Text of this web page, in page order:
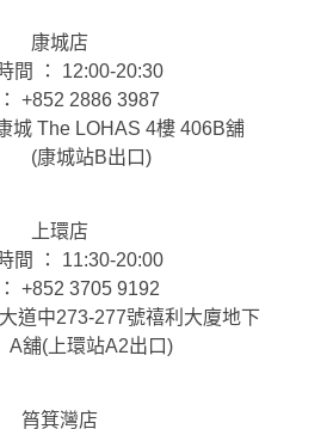
康城店
間 ： 12:00-20:30
+852 2886 3987
城 The LOHAS 4樓 406B舖
城站B出口)
上環店
間 ： 11:30-20:00
+852 3705 9192
道中273-277號禧利大廈地下
上環站A2出口)
筲箕灣店